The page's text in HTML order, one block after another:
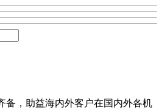
备，助益海内外客户在国内外各机